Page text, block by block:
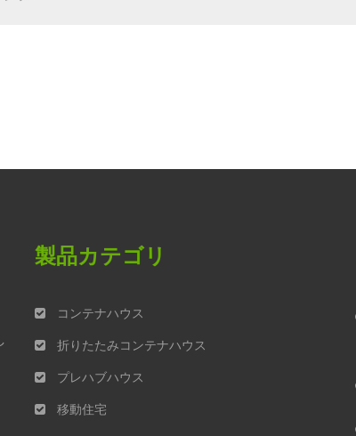
製品カテゴリ
コンテナハウス
折りたたみコンテナハウス
プレハブハウス
移動住宅